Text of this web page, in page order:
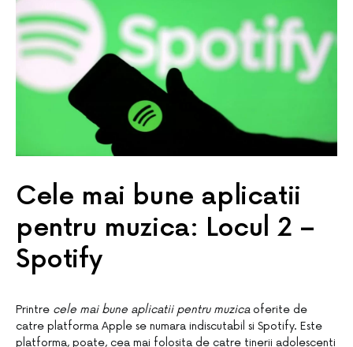
Cele mai bune aplicatii
pentru muzica: Locul 2 –
Spotify
Printre cele mai bune aplicatii pentru muzicaoferite de
catre platforma Apple se numara indiscutabil si Spotify. Este
platforma, poate, cea mai folosita de catre tinerii adolescenti